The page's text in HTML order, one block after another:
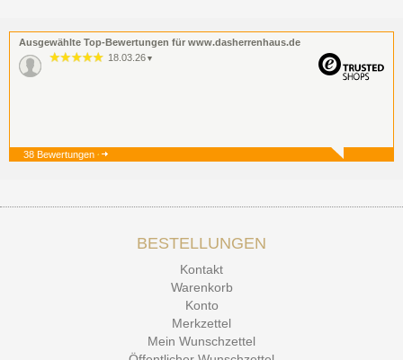
Ausgewählte Top-Bewertungen für www.dasherrenhaus.de
18.03.26 ▼
▼
38 Bewertungen
BESTELLUNGEN
Kontakt
Warenkorb
Konto
Merkzettel
Mein Wunschzettel